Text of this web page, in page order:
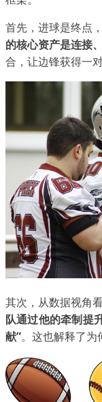
首先，进球是终点
的核心资产是连接
合，让边锋获得一
其次，从数据视角
队通过他的牵制提
献”。这也解释了为